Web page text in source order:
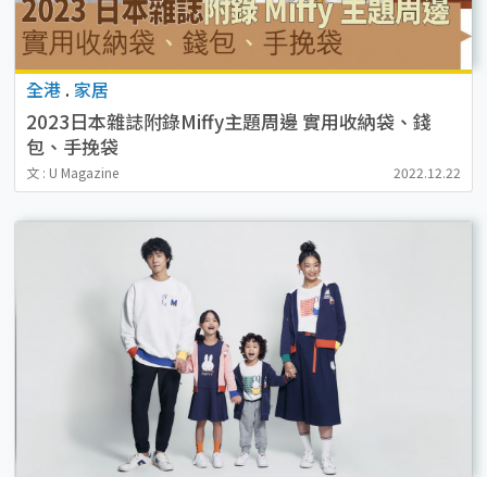
全港 . 家居
2023日本雜誌附錄Miffy主題周邊 實用收納袋、錢
包、手挽袋
文 : U Magazine 2022.12.22